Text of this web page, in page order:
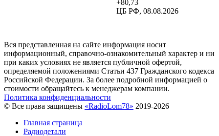
+80,73
ЦБ РФ, 08.08.2026
Вся представленная на сайте информация носит
информационный, справочно-ознакомительный характер и ни
при каких условиях не является публичной офертой,
определяемой положениями Статьи 437 Гражданского кодекса
Российской Федерации. За более подробной информацией о
стоимости обращайтесь к менеджерам компании.
Политика конфиденциальности
© Все права защищены «RadioLom78» 2019-2026
Главная страница
Радиодетали